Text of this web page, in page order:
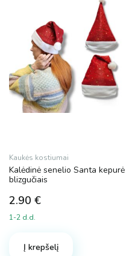
Dydis
L
XL
Spalva
Kaukės kostiumai
Kalėdinė senelio Santa kepurė
blizgučiais
2.90 €
1-2 d.d.
Į krepšelį